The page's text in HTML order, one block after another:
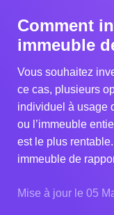
Comment
immeuble
Vous souhaitez
ce cas, plusieurs
individuel à usage
ou l’immeuble
est le plus
immeuble de
Mise à jour le 05